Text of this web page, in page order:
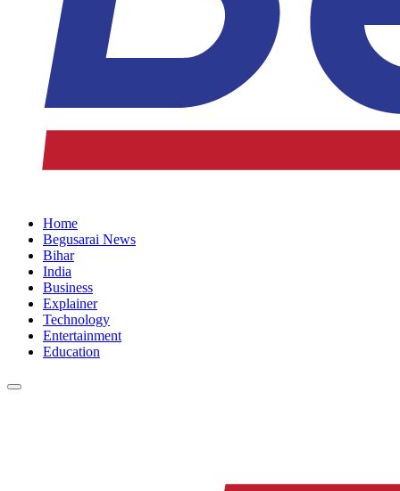
Home
Begusarai News
Bihar
India
Business
Explainer
Technology
Entertainment
Education